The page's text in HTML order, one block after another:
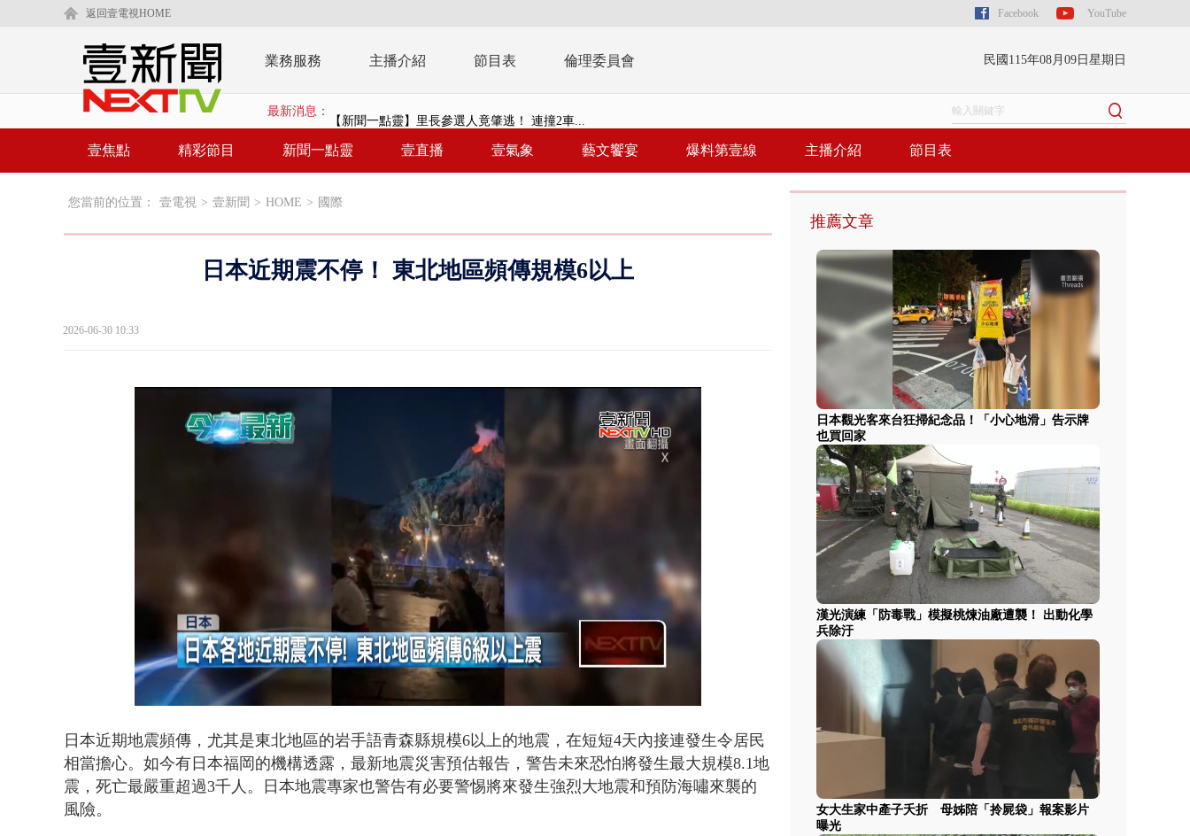
返回壹電視HOME Facebook YouTube
業務服務 主播介紹 節目表 倫理委員會 民國115年08月09日星期日
最新消息： 【新聞一點靈】里長參選人竟肇逃！ 連撞2車...
漢光演練「防毒戰」模擬桃煉油廠遭襲！ 出...
白海豚雨彈炸台釀「水漂效應」 三招自保可...
壹焦點 精彩節目 新聞一點靈 壹直播 壹氣象 藝文饗宴 爆料第壹線 主播介紹 節目表
您當前的位置： 壹電視 > 壹新聞 > HOME > 國際
日本近期震不停！ 東北地區頻傳規模6以上
2026-06-30 10:33
Unmute
47.55%
日本近期地震頻傳，尤其是東北地區的岩手語青森縣規模6以上的地震，在短短4天內接連發生令居民
相當擔心。如今有日本福岡的機構透露，最新地震災害預估報告，警告未來恐怕將發生最大規模8.1地
震，死亡最嚴重超過3千人。日本地震專家也警告有必要警惕將來發生強烈大地震和預防海嘯來襲的
風險。
推薦文章
日本觀光客來台狂掃紀念品！「小心地滑」告示牌
也買回家
漢光演練「防毒戰」模擬桃煉油廠遭襲！ 出動化學
兵除汙
女大生家中產子夭折 母姊陪「拎屍袋」報案影片
曝光